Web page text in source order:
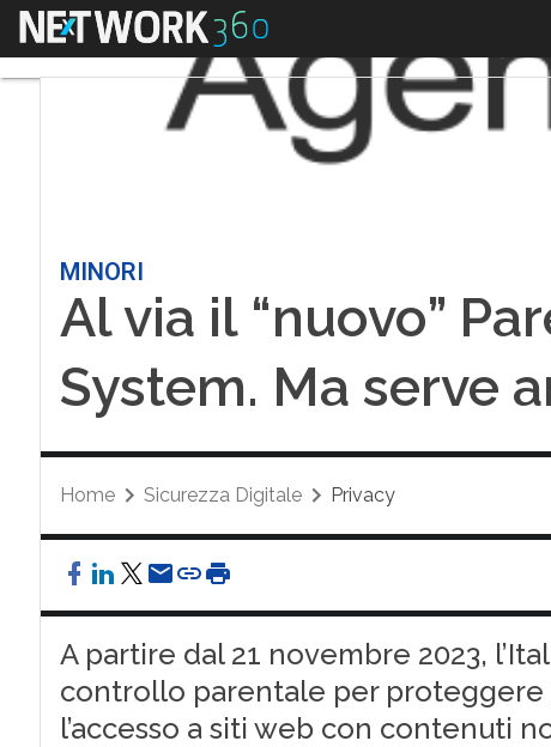
Menu
MINORI
Al via il “nuovo”
System. Ma serve
Home Sicurezza Digitale Privacy
A partire dal 21 novembre 2023,
controllo parentale per
l’accesso a siti web con contenuti